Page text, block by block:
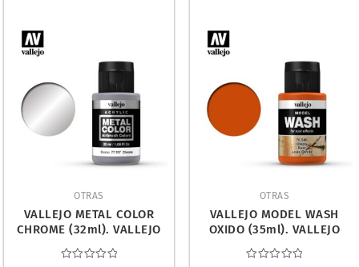
OTRAS
VALLEJO METAL COLOR
CHROME (32ml). VALLEJO
77707
OTRAS
VALLEJO MODEL WASH
OXIDO (35ml). VALLEJO
76506